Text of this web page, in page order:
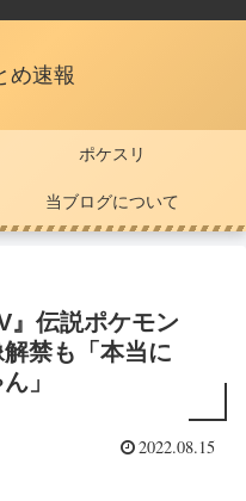
め速報
ポケスリ
当ブログについて
』伝説ポケモン
禁も「本当に
」
2022.08.15